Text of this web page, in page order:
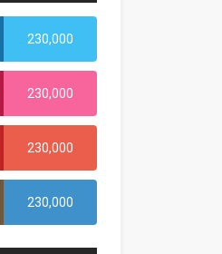
230,000
230,000
230,000
230,000